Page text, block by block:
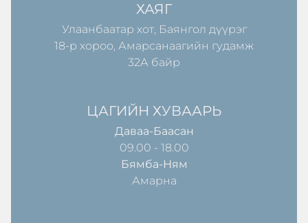
ХАЯГ
Улаанбаатар хот, Баянгол дүүрэг
18-р хороо, Амарсанаагийн гудамж
32А байр
ЦАГИЙН ХУВААРЬ
Даваа-Баасан
09.00 - 18.00
Бямба-Ням
Амарна